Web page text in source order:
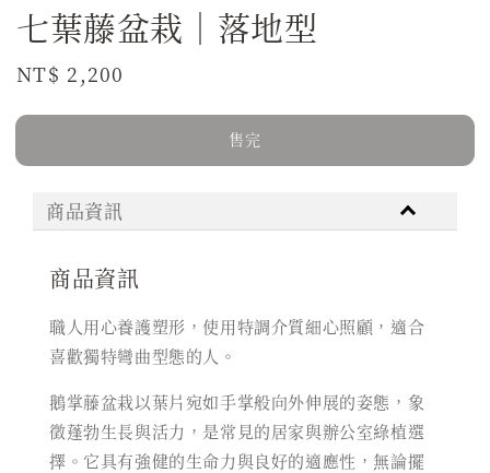
七葉藤盆栽｜落地型
Regular
NT$ 2,200
售完
商品資訊
商品資訊
職人用心養護塑形，︁使用特調介質細心照顧，︁適合
喜歡獨特彎曲型態的人。
鵝掌藤盆栽以葉片宛如手掌般向外伸展的姿態，象
徵蓬勃生長與活力，是常見的居家與辦公室綠植選
擇。它具有強健的生命力與良好的適應性，無論擺